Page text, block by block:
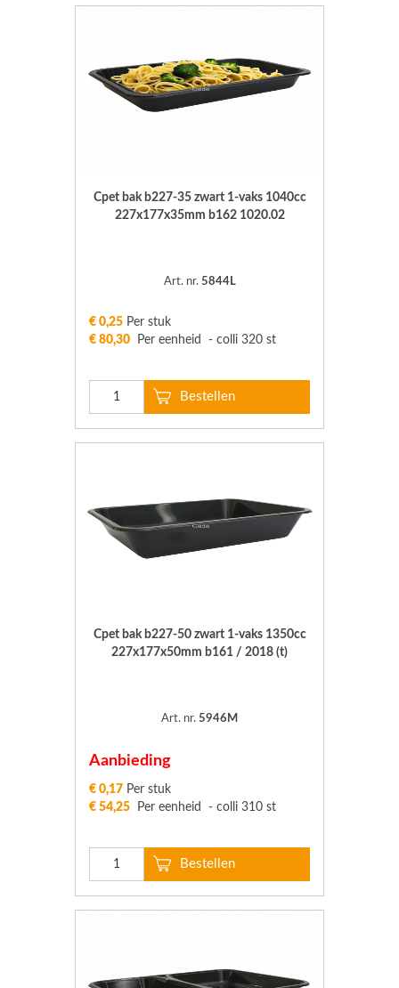
Cpet bak b227-35 zwart 1-vaks 1040cc
227x177x35mm b162 1020.02
Art. nr. 5844L
€ 0,25 Per stuk
€ 80,30 Per eenheid - colli 320 st
Cpet bak b227-50 zwart 1-vaks 1350cc
227x177x50mm b161 / 2018 (t)
Art. nr. 5946M
Aanbieding
€ 0,17 Per stuk
€ 54,25 Per eenheid - colli 310 st